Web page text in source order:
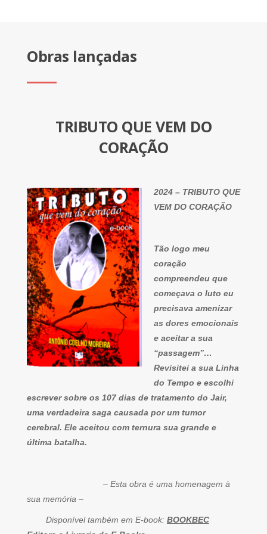
Obras lançadas
TRIBUTO QUE VEM DO
CORAÇÃO
2024 – TRIBUTO QUE
VEM DO CORAÇÃO
Tão logo meu
coração
compreendeu que
começava o luto eu
precisava amenizar
as dores emocionais
e aceitar a sua
“passagem”…
Revisitei a sua Linha
do Tempo e escolhi
escrever sobre os 107 dias de tratamento do Jair,
uma verdadeira saga causada por um tumor
cerebral. Ele aceitou com ternura sua grande e
última batalha.
– Esta obra é uma homenagem à
sua memória –
Disponível também em E-book: BOOKBEC